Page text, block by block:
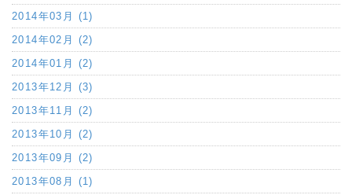
2014年03月 (1)
2014年02月 (2)
2014年01月 (2)
2013年12月 (3)
2013年11月 (2)
2013年10月 (2)
2013年09月 (2)
2013年08月 (1)